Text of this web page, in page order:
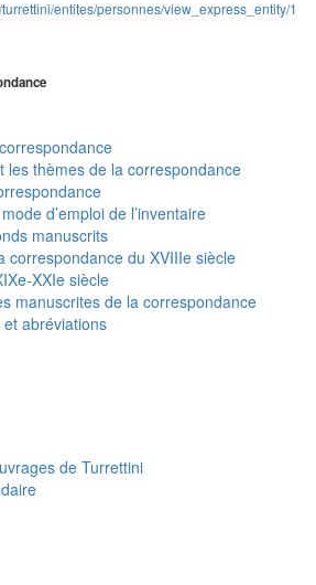
entites/personnes/view_express_entity/1
les thèmes de la correspondance
d’emploi de l’inventaire
manuscrits
correspondance du XVIIIe siècle
XXIe siècle
manuscrites de la correspondance
abréviations
de Turrettini